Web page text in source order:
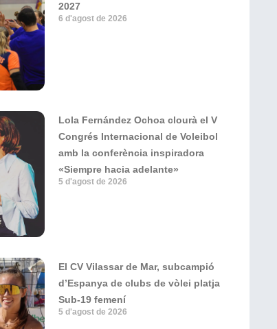
2027
6 d'agost de 2026
Lola Fernández Ochoa clourà el V
Congrés Internacional de Voleibol
amb la conferència inspiradora
«Siempre hacia adelante»
5 d'agost de 2026
El CV Vilassar de Mar, subcampió
d’Espanya de clubs de vòlei platja
Sub-19 femení
5 d'agost de 2026